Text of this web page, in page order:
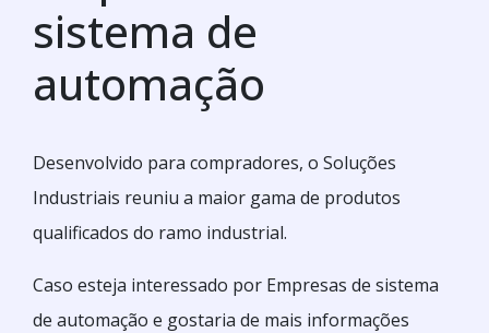
sistema de
automação
Desenvolvido para compradores, o Soluções
Industriais reuniu a maior gama de produtos
qualificados do ramo industrial.
Caso esteja interessado por Empresas de sistema
de automação e gostaria de mais informações